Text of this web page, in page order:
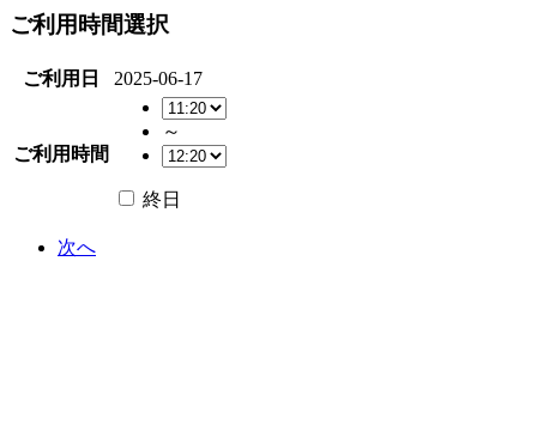
ご利用時間選択
ご利用日 2025-06-17
ご利用時間
～
終日
次へ